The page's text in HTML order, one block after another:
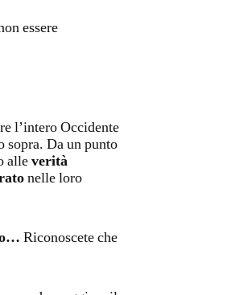
essere
l’intero Occidente
sopra. Da un punto
alleverità
nelle loro
Riconoscete che